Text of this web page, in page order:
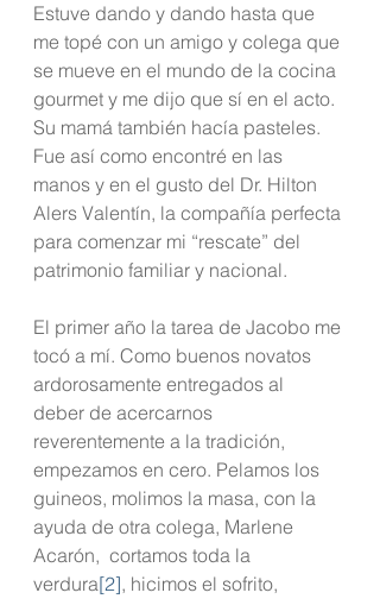
Estuve dando y dando hasta que
me topé con un amigo y colega que
se mueve en el mundo de la cocina
gourmet y me dijo que sí en el acto.
Su mamá también hacía pasteles.
Fue así como encontré en las
manos y en el gusto del Dr. Hilton
Alers Valentín, la compañía perfecta
para comenzar mi “rescate” del
patrimonio familiar y nacional.
El primer año la tarea de Jacobo me
tocó a mí. Como buenos novatos
ardorosamente entregados al
deber de acercarnos
reverentemente a la tradición,
empezamos en cero. Pelamos los
guineos, molimos la masa, con la
ayuda de otra colega, Marlene
Acarón,  cortamos toda la
verdura[2], hicimos el sofrito,